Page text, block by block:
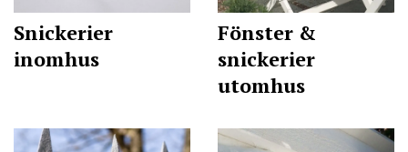
Snickerier
inomhus
Fönster &
snickerier
utomhus